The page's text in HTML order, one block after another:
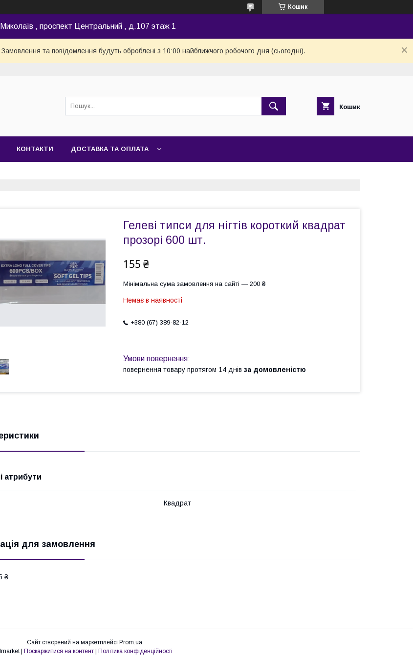
Кошик
Миколаїв , проспект Центральний , д.107 этаж 1
та повідомлення будуть оброблені з 10:00 найближчого робочого дня (сьогодні).
Кошик
КОНТАКТИ ДОСТАВКА ТА ОПЛАТА
Гелеві типси для нігтів короткий квадрат
прозорі 600 шт.
155 ₴
Мінімальна сума замовлення на сайті — 200 ₴
Немає в наявності
+380 (67) 389-82-12
повернення товару протягом 14 днів за домовленістю
атрибути
Квадрат
для замовлення
₴
Сайт створений на маркетплейсі Prom.ua
Поскаржитися на контент Політика конфіденційності